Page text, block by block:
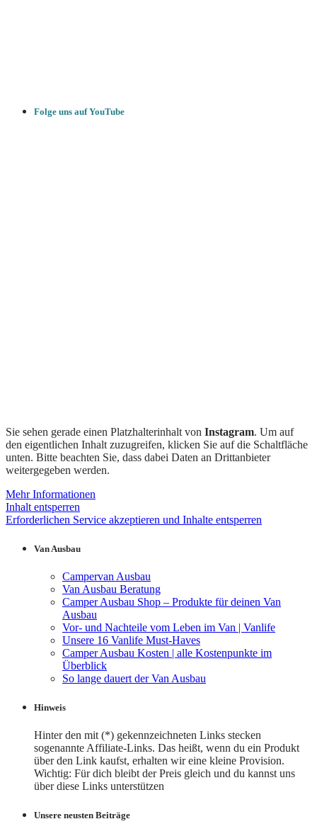
Folge uns auf YouTube
Sie sehen gerade einen Platzhalterinhalt von Instagram. Um auf
den eigentlichen Inhalt zuzugreifen, klicken Sie auf die Schaltfläche
unten. Bitte beachten Sie, dass dabei Daten an Drittanbieter
weitergegeben werden.
Mehr Informationen
Inhalt entsperren
Erforderlichen Service akzeptieren und Inhalte entsperren
Van Ausbau
Campervan Ausbau
Van Ausbau Beratung
Camper Ausbau Shop – Produkte für deinen Van
Ausbau
Vor- und Nachteile vom Leben im Van | Vanlife
Unsere 16 Vanlife Must-Haves
Camper Ausbau Kosten | alle Kostenpunkte im
Überblick
So lange dauert der Van Ausbau
Hinweis
Hinter den mit (*) gekennzeichneten Links stecken
sogenannte Affiliate-Links. Das heißt, wenn du ein Produkt
über den Link kaufst, erhalten wir eine kleine Provision.
Wichtig: Für dich bleibt der Preis gleich und du kannst uns
über diese Links unterstützen
Unsere neusten Beiträge